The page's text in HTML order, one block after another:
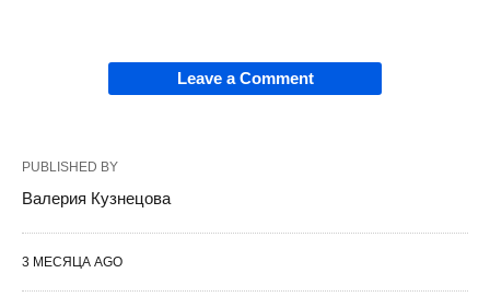
Leave a Comment
PUBLISHED BY
Валерия Кузнецова
3 МЕСЯЦА AGO